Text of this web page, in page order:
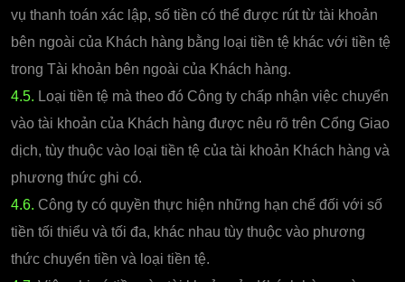
vụ thanh toán xác lập, số tiền có thể được rút từ tài khoản
bên ngoài của Khách hàng bằng loại tiền tệ khác với tiền tệ
trong Tài khoản bên ngoài của Khách hàng.
4.5. Loại tiền tệ mà theo đó Công ty chấp nhận việc chuyển
vào tài khoản của Khách hàng được nêu rõ trên Cổng Giao
dịch, tùy thuộc vào loại tiền tệ của tài khoản Khách hàng và
phương thức ghi có.
4.6. Công ty có quyền thực hiện những hạn chế đối với số
tiền tối thiểu và tối đa, khác nhau tùy thuộc vào phương
thức chuyển tiền và loại tiền tệ.